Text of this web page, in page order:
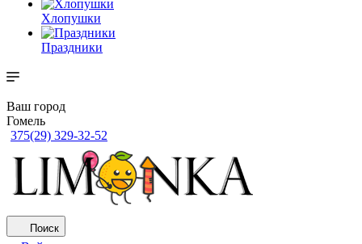
Хлопушки
Праздники
Ваш город
Гомель
375(29) 329-32-52
Поиск